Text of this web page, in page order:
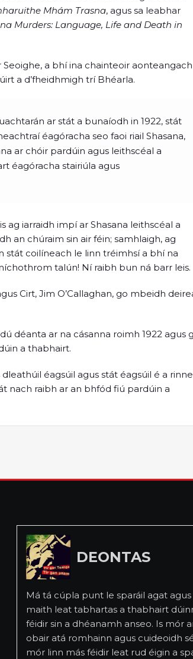
Mhám Trasna, agus sa leabhar
Murders: Language, Life and Death in
a bhí ina chainteoir aonteangach
a d’fheidhmigh trí Bhéarla.
ar stát a bunaíodh in 1922, stát
éagóracha seo faoi riail Shasana,
ar chóir pardúin agus leithscéal a
éagóracha stairiúla agus
iarraidh impí ar Shasana leithscéal a
an chúraim sin air féin; samhlaigh, ag
stát coilíneach le linn tréimhsí a bhí na
talún! Ní raibh bun ná barr leis.
Cirt, Jim O’Callaghan, go mbeidh
déanta ar na cásanna roimh 1922 agus
a thabhairt.
éagsúil agus stát éagsúil é a
nach raibh ar an bhfód fiú pardúin a
DEONTAS
Má tá cúpla punt le sparáil agat agus
maith leat tabhartas a thabhairt
féidir sin a dhéanamh anseo. Is mór
obair atá romhainn agus cuideoidh
mór linn más féidir leat rud éigin a